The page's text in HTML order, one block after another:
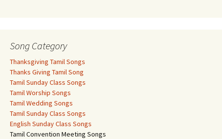
Song Category
Thanksgiving Tamil Songs
Thanks Giving Tamil Song
Tamil Sunday Class Songs
Tamil Worship Songs
Tamil Wedding Songs
Tamil Sunday Class Songs
English Sunday Class Songs
Tamil Convention Meeting Songs